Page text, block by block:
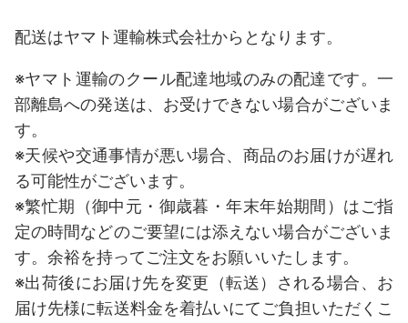
配送はヤマト運輸株式会社からとなります。
※ヤマト運輸のクール配達地域のみの配達です。一
部離島への発送は、お受けできない場合がございま
す。
※天候や交通事情が悪い場合、商品のお届けが遅れ
る可能性がございます。
※繁忙期（御中元・御歳暮・年末年始期間）はご指
定の時間などのご要望には添えない場合がございま
す。余裕を持ってご注文をお願いいたします。
※出荷後にお届け先を変更（転送）される場合、お
届け先様に転送料金を着払いにてご負担いただくこ